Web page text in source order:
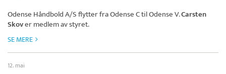
Odense Håndbold A/Sflytter fra Odense C til Odense V.Carsten
Skover medlem av styret.
SE MERE
12. mai